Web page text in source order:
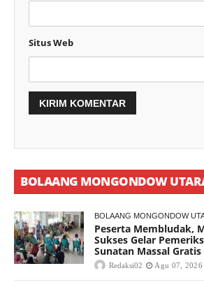
Situs Web
BOLAANG MONGONDOW
BOLAANG MONGONDOW
Peserta Membludak,
Sukses Gelar
Sunatan Massal Gratis
Redaksi02 Agu 07, 2026